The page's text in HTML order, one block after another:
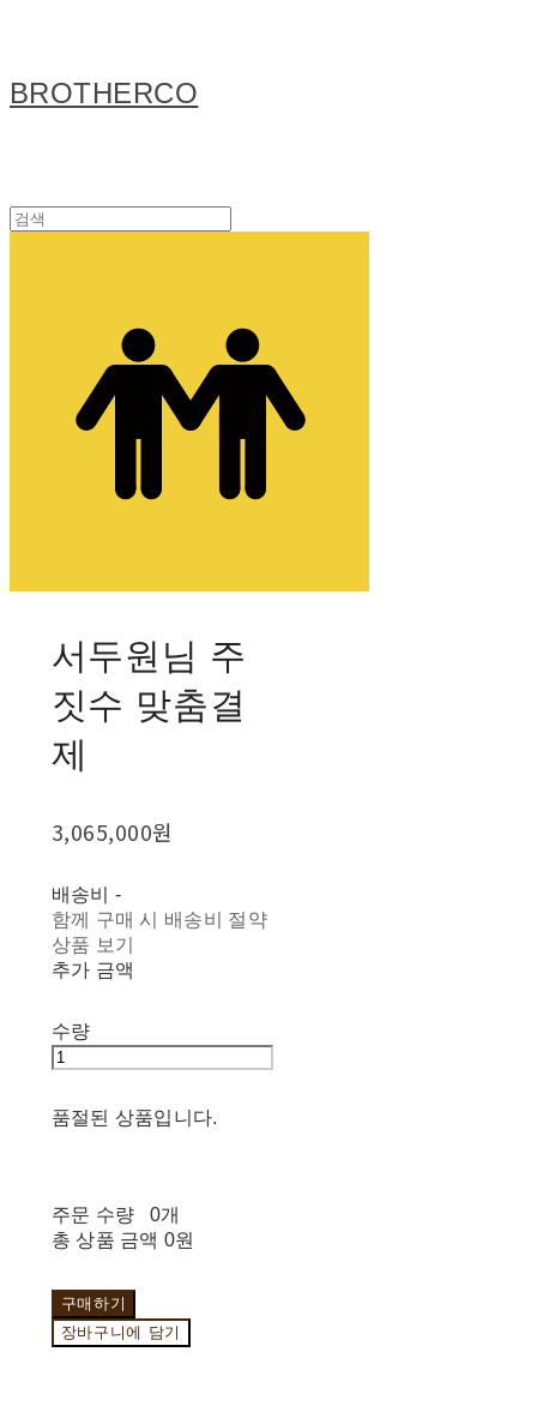
BROTHERCO
서두원님 주
짓수 맞춤결
제
3,065,000원
배송비 -
함께 구매 시 배송비 절약
상품 보기
추가 금액
수량
품절된 상품입니다.
주문 수량
0개
총 상품 금액 0원
구매하기
장바구니에 담기